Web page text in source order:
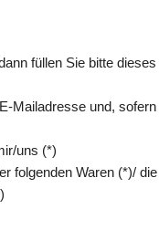
füllen Sie bitte dieses
Mailadresse und, sofern
uns (*)
folgenden Waren (*)/ die